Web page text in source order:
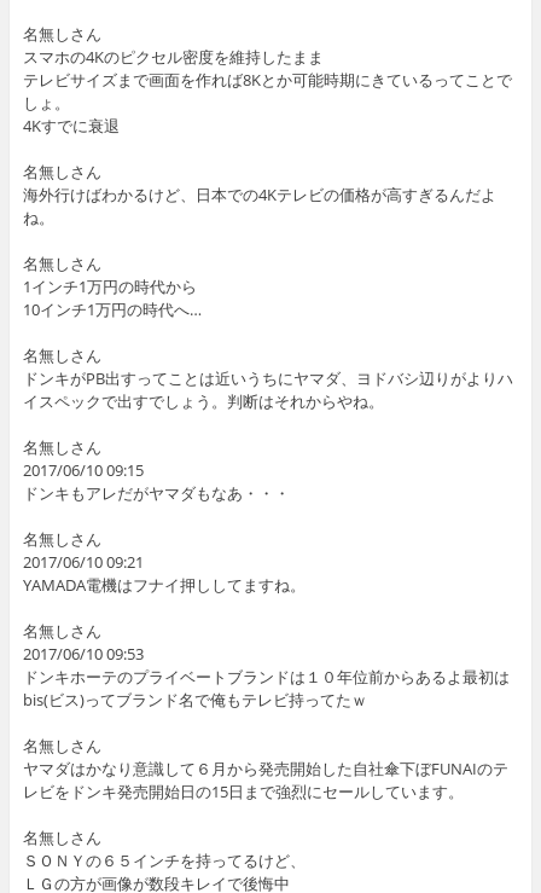
名無しさん
スマホの4Kのピクセル密度を維持したまま
テレビサイズまで画面を作れば8Kとか可能時期にきているってことで
しょ。
4Kすでに衰退
名無しさん
海外行けばわかるけど、日本での4Kテレビの価格が高すぎるんだよ
ね。
名無しさん
1インチ1万円の時代から
10インチ1万円の時代へ…
名無しさん
ドンキがPB出すってことは近いうちにヤマダ、ヨドバシ辺りがよりハ
イスペックで出すでしょう。判断はそれからやね。
名無しさん
2017/06/10 09:15
ドンキもアレだがヤマダもなあ・・・
名無しさん
2017/06/10 09:21
YAMADA電機はフナイ押ししてますね。
名無しさん
2017/06/10 09:53
ドンキホーテのプライベートブランドは１０年位前からあるよ最初は
bis(ビス)ってブランド名で俺もテレビ持ってたｗ
名無しさん
ヤマダはかなり意識して６月から発売開始した自社傘下ぼFUNAIのテ
レビをドンキ発売開始日の15日まで強烈にセールしています。
名無しさん
ＳＯＮＹの６５インチを持ってるけど、
ＬＧの方が画像が数段キレイで後悔中